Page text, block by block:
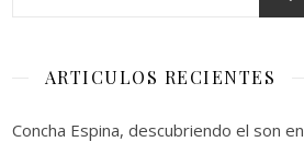
ARTICULOS RECIENTES
Concha Espina, descubriendo el son en